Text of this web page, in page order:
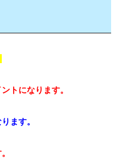
トになります。
ます。